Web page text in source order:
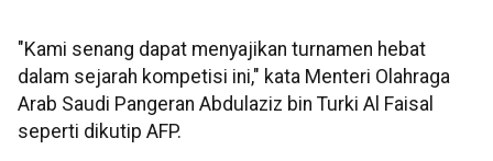
"Kami senang dapat menyajikan turnamen hebat
dalam sejarah kompetisi ini," kata Menteri Olahraga
Arab Saudi Pangeran Abdulaziz bin Turki Al Faisal
seperti dikutip AFP.